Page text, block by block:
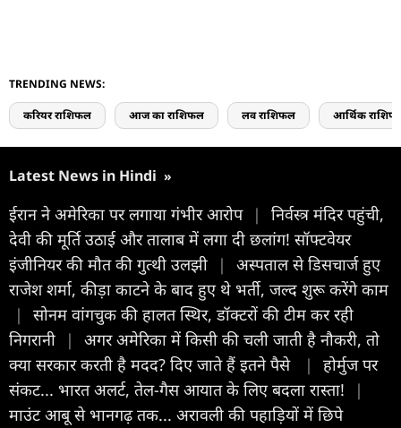
TRENDING NEWS:
करियर राशिफल आज का राशिफल लव राशिफल आर्थिक
Latest News in Hindi »
ईरान ने अमेरिका पर लगाया गंभीर आरोप |
निर्वस्त्र मंदिर पहुंची,
देवी की मूर्ति उठाई और तालाब में लगा दी छलांग! सॉफ्टवेयर
इंजीनियर की मौत की गुत्थी उलझी
|
अस्पताल से डिसचार्ज हुए
राजेश शर्मा, कीड़ा काटने के बाद हुए थे भर्ती, जल्द शुरू करेंगे काम
|
सोनम वांगचुक की हालत स्थिर, डॉक्टरों की टीम कर रही
निगरानी
|
अगर अमेरिका में किसी की चली जाती है नौकरी, तो
क्या सरकार करती है मदद? दिए जाते हैं इतने पैसे
|
होर्मुज पर
संकट... भारत अलर्ट, तेल-गैस आयात के लिए बदला रास्‍ता!
|
माउंट आबू से भानगढ़ तक... अरावली की पहाड़ियों में छिपे